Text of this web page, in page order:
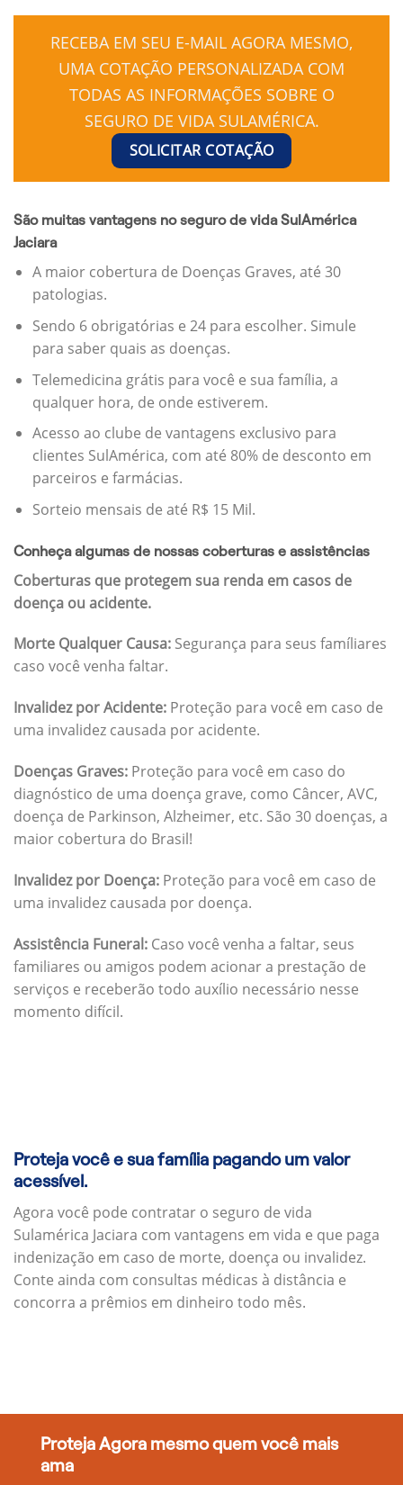
RECEBA EM SEU E-MAIL AGORA MESMO,
UMA COTAÇÃO PERSONALIZADA COM
TODAS AS INFORMAÇÕES SOBRE O
SEGURO DE VIDA SULAMÉRICA.
SOLICITAR COTAÇÃO
São muitas vantagens no seguro de vida SulAmérica
Jaciara
A maior cobertura de Doenças Graves, até 30
patologias.
Sendo 6 obrigatórias e 24 para escolher. Simule
para saber quais as doenças.
Telemedicina grátis para você e sua família, a
qualquer hora, de onde estiverem.
Acesso ao clube de vantagens exclusivo para
clientes SulAmérica, com até 80% de desconto em
parceiros e farmácias.
Sorteio mensais de até R$ 15 Mil.
Conheça algumas de nossas coberturas e assistências
Coberturas que protegem sua renda em casos de
doença ou acidente.
Morte Qualquer Causa: Segurança para seus famíliares
caso você venha faltar.
Invalidez por Acidente: Proteção para você em caso de
uma invalidez causada por acidente.
Doenças Graves: Proteção para você em caso do
diagnóstico de uma doença grave, como Câncer, AVC,
doença de Parkinson, Alzheimer, etc. São 30 doenças, a
maior cobertura do Brasil!
Invalidez por Doença: Proteção para você em caso de
uma invalidez causada por doença.
Assistência Funeral: Caso você venha a faltar, seus
familiares ou amigos podem acionar a prestação de
serviços e receberão todo auxílio necessário nesse
momento difícil.
Proteja você e sua família pagando um valor
acessível.
Agora você pode contratar o seguro de vida
Sulamérica Jaciara com vantagens em vida e que paga
indenização em caso de morte, doença ou invalidez.
Conte ainda com consultas médicas à distância e
concorra a prêmios em dinheiro todo mês.
Proteja Agora mesmo quem você mais
ama